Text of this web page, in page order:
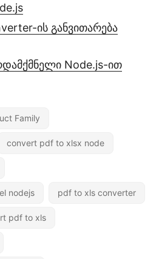
ის განვითარება
Node.js-ით
Family
convert pdf to xlsx node
nodejs pdf to xls converter
pdf to xls